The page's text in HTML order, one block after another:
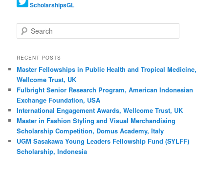
ScholarshipsGL
Search
RECENT POSTS
Master Fellowships in Public Health and Tropical Medicine,
Wellcome Trust, UK
Fulbright Senior Research Program, American Indonesian
Exchange Foundation, USA
International Engagement Awards, Wellcome Trust, UK
Master in Fashion Styling and Visual Merchandising
Scholarship Competition, Domus Academy, Italy
UGM Sasakawa Young Leaders Fellowship Fund (SYLFF)
Scholarship, Indonesia